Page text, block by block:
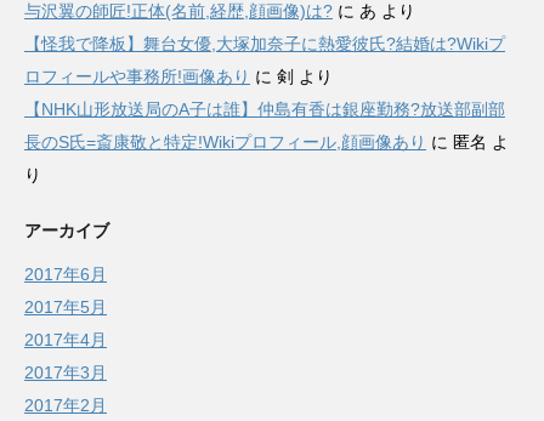
与沢翼の師匠!正体(名前,経歴,顔画像)は? に あ より
【怪我で降板】舞台女優,大塚加奈子に熱愛彼氏?結婚は?Wikiプ
ロフィールや事務所!画像あり に 剣 より
【NHK山形放送局のA子は誰】仲島有香は銀座勤務?放送部副部
長のS氏=斎康敬と特定!Wikiプロフィール,顔画像あり に 匿名 よ
り
アーカイブ
2017年6月
2017年5月
2017年4月
2017年3月
2017年2月